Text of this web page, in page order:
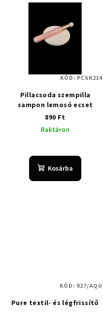
Pillacsoda szempilla
sampon lemosó ecset
890 Ft
Raktáron
Kosárba
KÓD: PCSK214
Pure textil- és légfrissítő
KÓD: 927/AQU